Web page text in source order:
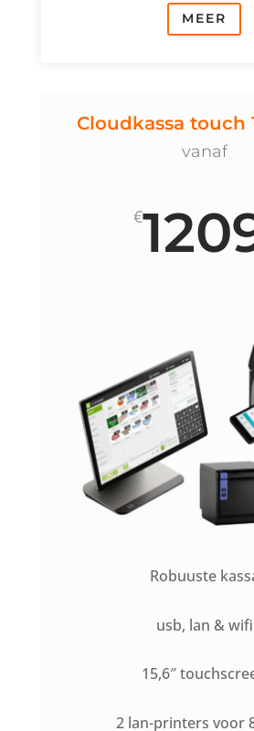
MEER
Cloudkassa touch
vanaf
€
Robuuste
usb, lan & wifi
15,6″
2 lan-printers voor